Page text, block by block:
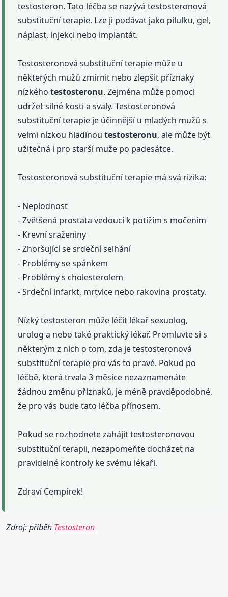
testosteron. Tato léčba se nazývá testosteronová
substituční terapie. Lze ji podávat jako pilulku, gel,
náplast, injekci nebo implantát.
Testosteronová substituční terapie může u
některých mužů zmírnit nebo zlepšit příznaky
nízkéhotestosteronu. Zejména může pomoci
udržet silné kosti a svaly. Testosteronová
substituční terapie je účinnější u mladých mužů s
velmi nízkou hladinoutestosteronu, ale může být
užitečná i pro starší muže po padesátce.
Testosteronová substituční terapie má svá rizika:
- Neplodnost
- Zvětšená prostata vedoucí k potížím s močením
- Krevní sraženiny
- Zhoršující se srdeční selhání
- Problémy se spánkem
- Problémy s cholesterolem
- Srdeční infarkt, mrtvice nebo rakovina prostaty.
Nízký testosteron může léčit lékař sexuolog,
urolog a nebo také praktický lékař. Promluvte si s
některým z nich o tom, zda je testosteronová
substituční terapie pro vás to pravé. Pokud po
léčbě, která trvala 3 měsíce nezaznamenáte
žádnou změnu příznaků, je méně pravděpodobné,
že pro vás bude tato léčba přínosem.
Pokud se rozhodnete zahájit testosteronovou
substituční terapii, nezapomeňte docházet na
pravidelné kontroly ke svému lékaři.
Zdraví Cempírek!
Zdroj: příběh Testosteron